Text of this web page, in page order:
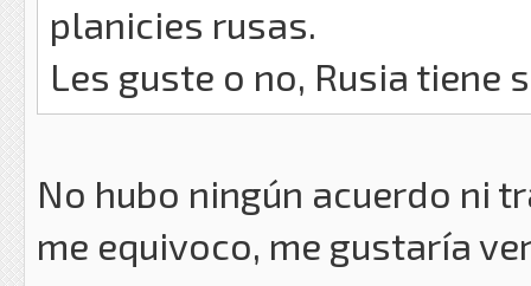
planicies rusas.
Les guste o no, Rusia tiene
No hubo ningún acuerdo ni
me equivoco, me gustaría